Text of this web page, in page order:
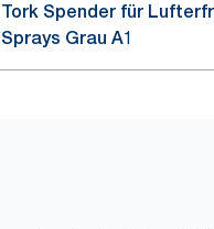
Tork Spender für
Sprays Grau A1